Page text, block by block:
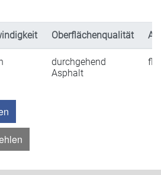
Oberflächenqualität
durchgehend
Asphalt